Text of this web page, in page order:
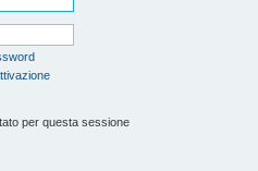
per questa sessione